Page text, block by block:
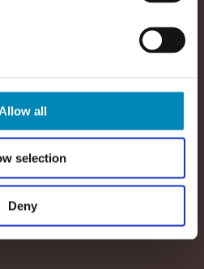
Allow all
selection
Deny
Snedkerkøkken
Snedker Badmøbel